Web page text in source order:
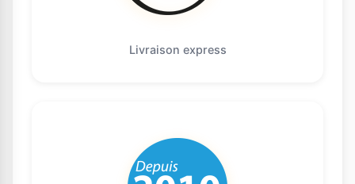
Livraison express